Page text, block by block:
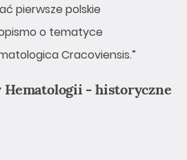
pierwsze polskie
o tematyce
Cracoviensis.”
Hematologii - historyczne